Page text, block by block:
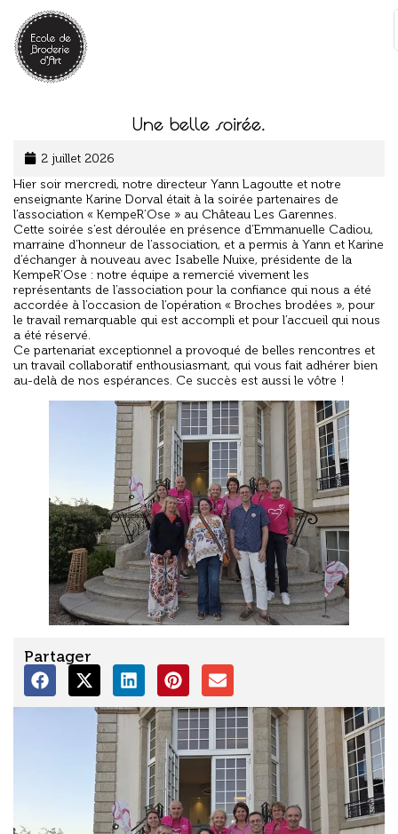
:
Une belle soirée.
2 juillet 2026
Hier soir mercredi, notre directeur Yann Lagoutte et notre
enseignante Karine Dorval était à la soirée partenaires de
l’association « KempeR’Ose » au Château Les Garennes.
Cette soirée s’est déroulée en présence d’Emmanuelle Cadiou,
marraine d’honneur de l’association, et a permis à Yann et Karine
d’échanger à nouveau avec Isabelle Nuixe, présidente de la
KempeR’Ose : notre équipe a remercié vivement les
représentants de l’association pour la confiance qui nous a été
accordée à l’occasion de l’opération « Broches brodées », pour
le travail remarquable qui est accompli et pour l’accueil qui nous
a été réservé.
Ce partenariat exceptionnel a provoqué de belles rencontres et
un travail collaboratif enthousiasmant, qui vous fait adhérer bien
au-delà de nos espérances. Ce succès est aussi le vôtre !
Partager
Panneau de gestion des cookies